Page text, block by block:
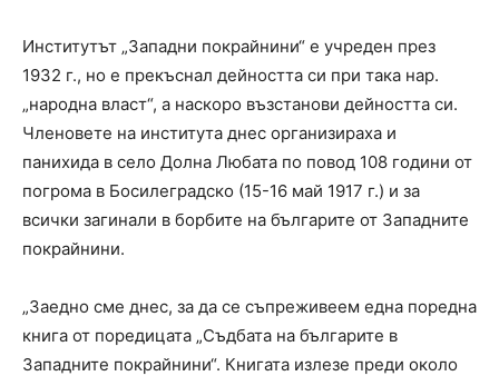
Институтът „Западни покрайнини“ е учреден през
1932 г., но е прекъснал дейността си при така нар.
„народна власт“, а наскоро възстанови дейността си.
Членовете на института днес организираха и
панихида в село Долна Любата по повод 108 години от
погрома в Босилеградско (15-16 май 1917 г.) и за
всички загинали в борбите на българите от Западните
покрайнини.
„Заедно сме днес, за да се съпреживеем една поредна
книга от поредицата „Съдбата на българите в
Западните покрайнини“. Книгата излезе преди около